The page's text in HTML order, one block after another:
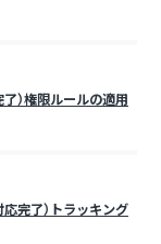
）権限ルールの適用
完了）トラッキング